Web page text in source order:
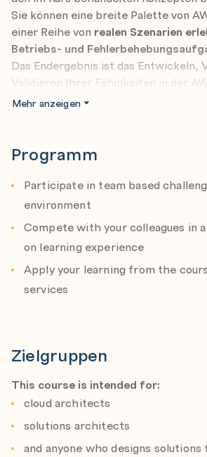
Sie können eine breite Palette von
einer Reihe von realen Szenarien
Betriebs- und
Das Endergebnis ist das Entwickeln,
Validieren Ihrer Fähigkeiten in der
das Lösen von Problemen in der
Mehr anzeigen
Programm
Participate in team based
environment
Compete with your colleagues in
on learning experience
Apply your learning from the
services
Zielgruppen
This course is intended for:
cloud architects
solutions architects
and anyone who designs solutions